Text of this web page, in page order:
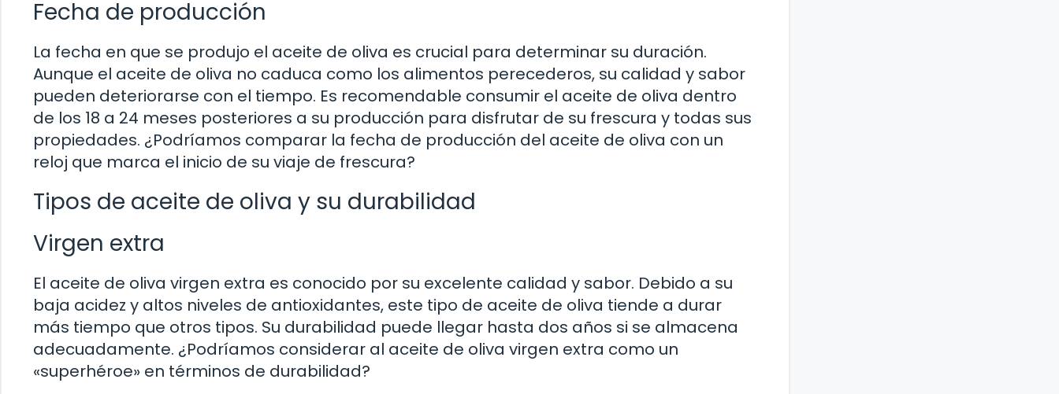
Fecha de producción
La fecha en que se produjo el aceite de oliva es crucial para determinar su duración.
Aunque el aceite de oliva no caduca como los alimentos perecederos, su calidad y sabor
pueden deteriorarse con el tiempo. Es recomendable consumir el aceite de oliva dentro
de los 18 a 24 meses posteriores a su producción para disfrutar de su frescura y todas sus
propiedades. ¿Podríamos comparar la fecha de producción del aceite de oliva con un
reloj que marca el inicio de su viaje de frescura?
Tipos de aceite de oliva y su durabilidad
Virgen extra
El aceite de oliva virgen extra es conocido por su excelente calidad y sabor. Debido a su
baja acidez y altos niveles de antioxidantes, este tipo de aceite de oliva tiende a durar
más tiempo que otros tipos. Su durabilidad puede llegar hasta dos años si se almacena
adecuadamente. ¿Podríamos considerar al aceite de oliva virgen extra como un
«superhéroe» en términos de durabilidad?